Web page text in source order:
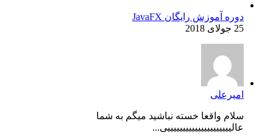
دوره آموزش رایگان JavaFX
25 جولای 2018
امیرعلی
سلام واقعا خسته نباشید میگم به شما
عالیییییییییییییییییییییی...